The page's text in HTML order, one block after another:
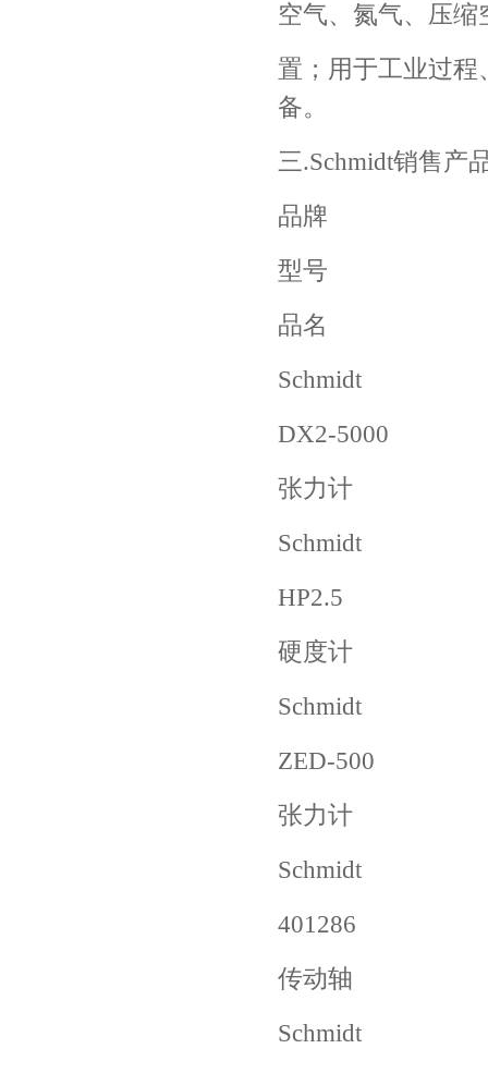
空气、氮气、压
置；用于工业过
备。
三.Schmidt销售产
品牌
型号
品名
Schmidt
DX2-5000
张力计
Schmidt
HP2.5
硬度计
Schmidt
ZED-500
张力计
Schmidt
401286
传动轴
Schmidt